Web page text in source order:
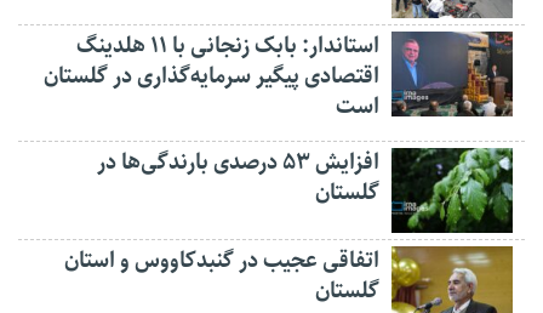
استاندار: بابک زنجانی با ۱۱ هلدینگ
اقتصادی پیگیر سرمایه‌گذاری در گلستان
است
افزایش ۵۳ درصدی بارندگی‌ها در
گلستان
اتفاقی عجیب در‌ گنبدکاووس و استان
گلستان